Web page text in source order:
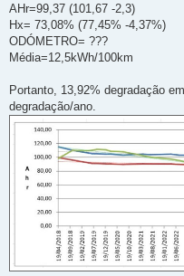
AHr=99,37 (101,67 -2,3)
Hx= 73,08% (77,45% -4,37%)
ODÓMETRO= ???
Média=12,5kWh/100km
Portanto, 13,92% degradação
degradação/ano.